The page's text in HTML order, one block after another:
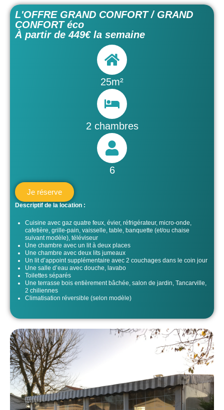
L'OFFRE GRAND CONFORT / GRAND
CONFORT éco
À partir de 449€ la semaine
25m²
2 chambres
6
Je réserve
Descriptif de la location :
Cuisine avec gaz quatre feux, évier, réfrigérateur, micro-onde,
cafetière, grille-pain, vaisselle, table, banquette (et/ou chaise
suivant modèle), téléviseur
Une chambre avec un lit à deux places
Une chambre avec deux lits jumeaux
Un lit d’appoint supplémentaire avec 2 couchages dans le coin jour
Une salle d’eau avec douche, lavabo
Toilettes séparés
Une terrasse bois entièrement bâchée, salon de jardin, Tancarville,
2 chiliennes
Climatisation réversible (selon modèle)